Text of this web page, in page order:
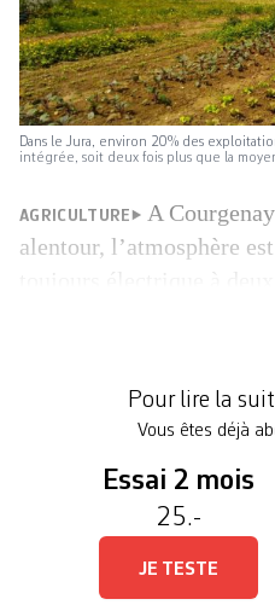
Dans le Jura, environ 20% des
intégrée, soit deux fois plus que la
AGRICULTURE
A
alentour, l’atmosphère
paysan·nes préfèrent se
Pour lire la
Vous êtes déjà
Essai 2 mois
25.-
JE TESTE